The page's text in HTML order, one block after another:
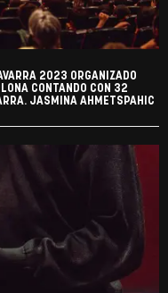
2023 ORGANIZADO
CONTANDO CON 32
JASMINA AHMETSPAHIC